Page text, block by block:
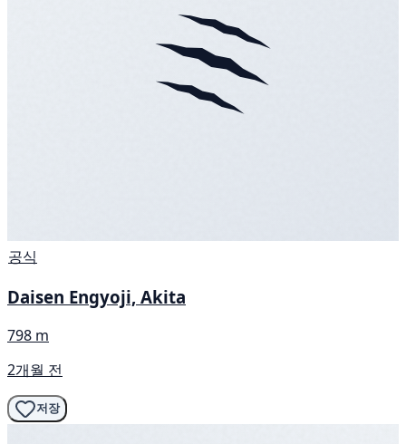
공식
Daisen Engyoji, Akita
798 m
2개월 전
저장